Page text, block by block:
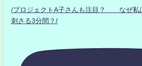
/プロジェクトA子さんも注目？ なぜ私
刺さる3分間？/